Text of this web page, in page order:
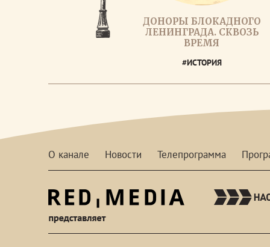
ДОНОРЫ БЛОКАДНОГО
ЛЕНИНГРАДА. СКВОЗЬ
ВРЕМЯ
#ИСТОРИЯ
О канале Новости Телепрограмма